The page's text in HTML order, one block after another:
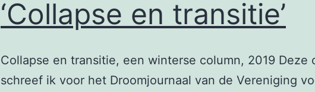
‘Collapse en transitie’
Collapse en transitie, een winterse column, 2019 Deze
schreef ik voor het Droomjournaal van de Vereniging